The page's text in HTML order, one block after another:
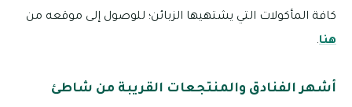
كافة المأكولات التي يشتهيها الزبائن؛ للوصول إلى موقعه من
هنا.
أشهر الفنادق والمنتجعات القريبة من شاطئ